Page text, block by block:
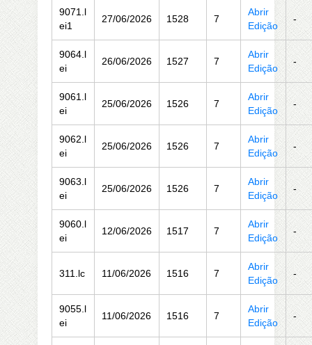
9071.l
ei1
27/06/2026 1528 7
Abrir
Edição
-
9064.l
ei
26/06/2026 1527 7
Abrir
Edição
-
9061.l
ei
25/06/2026 1526 7
Abrir
Edição
-
9062.l
ei
25/06/2026 1526 7
Abrir
Edição
-
9063.l
ei
25/06/2026 1526 7
Abrir
Edição
-
9060.l
ei
12/06/2026 1517 7
Abrir
Edição
-
311.lc 11/06/2026 1516 7
Abrir
Edição
-
9055.l
ei
11/06/2026 1516 7
Abrir
Edição
-